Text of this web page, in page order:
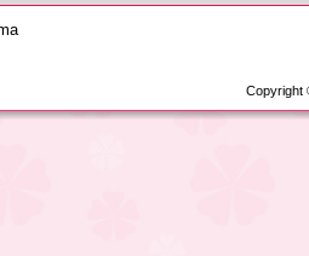
Copyright